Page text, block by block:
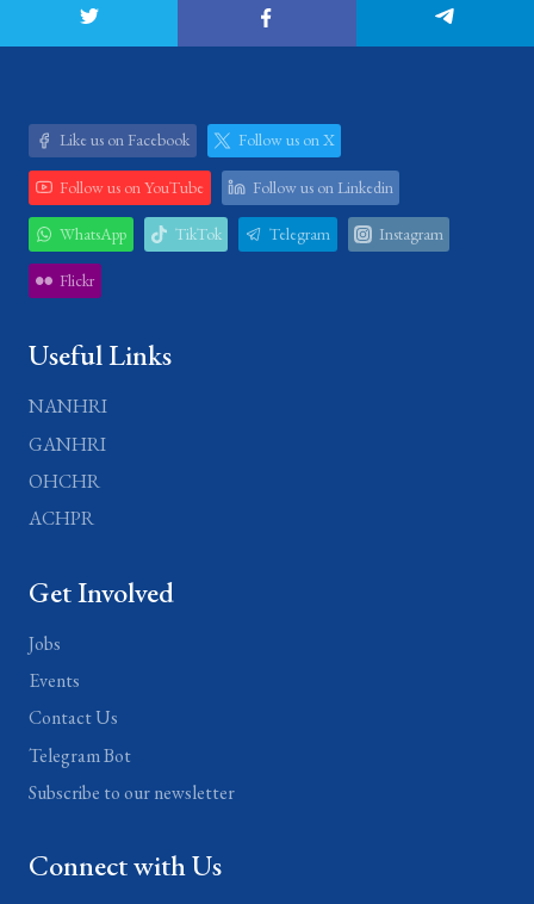
Like us on Facebook Follow us on X
Follow us on YouTube Follow us on Linkedin
WhatsApp TikTok Telegram Instagram
Flickr
Useful Links
NANHRI
GANHRI
OHCHR
ACHPR
Get Involved
Jobs
Events
Contact Us
Telegram Bot
Subscribe to our newsletter
Connect with Us